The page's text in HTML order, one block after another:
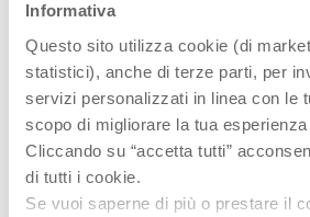
Informativa
Questo sito utilizza cookie (di
statistici), anche di terze parti, per
servizi personalizzati in linea con le
scopo di migliorare la tua
Cliccando su “accetta tutti”
di tutti i cookie.
Se vuoi saperne di più o prestare il
CADRE
Fabriqué en métal
ultraléger.
SIÈGE
Le
et